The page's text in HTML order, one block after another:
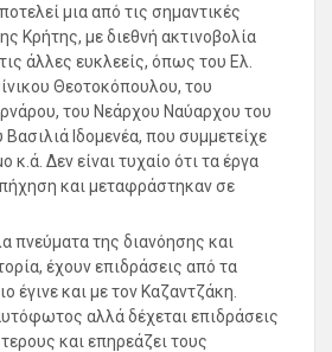
μια από τις σημαντικές
Κρήτης, με διεθνή ακτινοβολία
άλλες ευκλεείς, όπως του Ελ.
Θεοτοκόπουλου, του
του Νεάρχου Ναύαρχου του
Ιδομενέα, που συμμετείχε
Δεν είναι τυχαίο ότι τα έργα
και μεταφράστηκαν σε
πνεύματα της διανόησης και
έχουν επιδράσεις από τα
έγινε και με τον Καζαντζάκη.
αλλά δέχεται επιδράσεις
και επηρεάζει τους